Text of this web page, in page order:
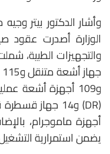
وأشار الدكتور بيتر
الوزارة أصدرت عقود
أجهزة ماموجرام،
يضمن استمرارية